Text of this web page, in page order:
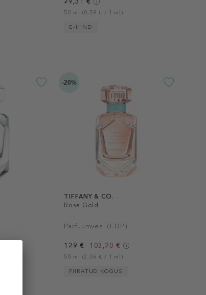
50 ml (0,59 € / 1 ml)
E-HIND
-20%
TIFFANY & CO.
Rose Gold
Parfüümvesi (EDP)
129 € 103,20 €
50 ml (2,06 € / 1 ml)
PIIRATUD KOGUS